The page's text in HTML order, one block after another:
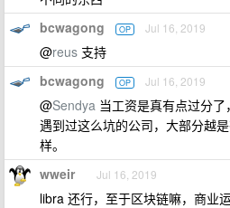
bcwagong OP Jul 16, 2019
@reus 支持
bcwagong OP Jul 16, 2019
@Sendya 当工资是真有点过分
遇到过这么坑的公司，大部分越
样。
wweir Jul 16, 2019
libra 还行，至于区块链嘛，商业